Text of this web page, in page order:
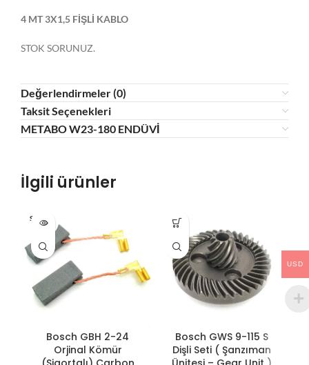
4 MT 3X1,5 FİŞLİ KABLO
STOK SORUNUZ.
Değerlendirmeler (0)
Taksit Seçenekleri
METABO W23-180 ENDÜVİ
İlgili ürünler
SOLD O
UT
Bosch GBH 2-24
Orjinal Kömür
Bosch GWS 9-115 S
Dişli Seti ( Şanzıman
USD